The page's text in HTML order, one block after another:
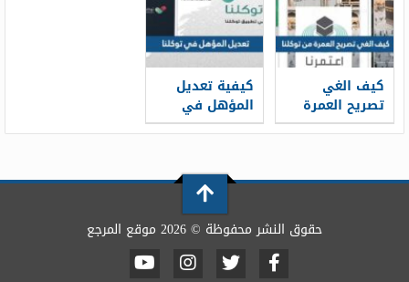
كيف الغي
تصريح العمرة
من توكلنا 2026
كيفية تعديل
المؤهل في
توكلنا 2026 –
حقوق النشر محفوظة © 2026 موقع المرجع